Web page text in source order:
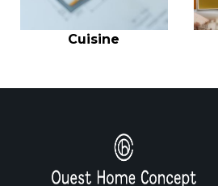
Cuisine